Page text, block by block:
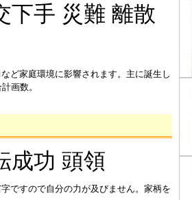
下手 災難 離散
ど家庭環境に影響されます。主に誕生し
画数。
成功 頭領
ですので自分の力が及びません。家柄を